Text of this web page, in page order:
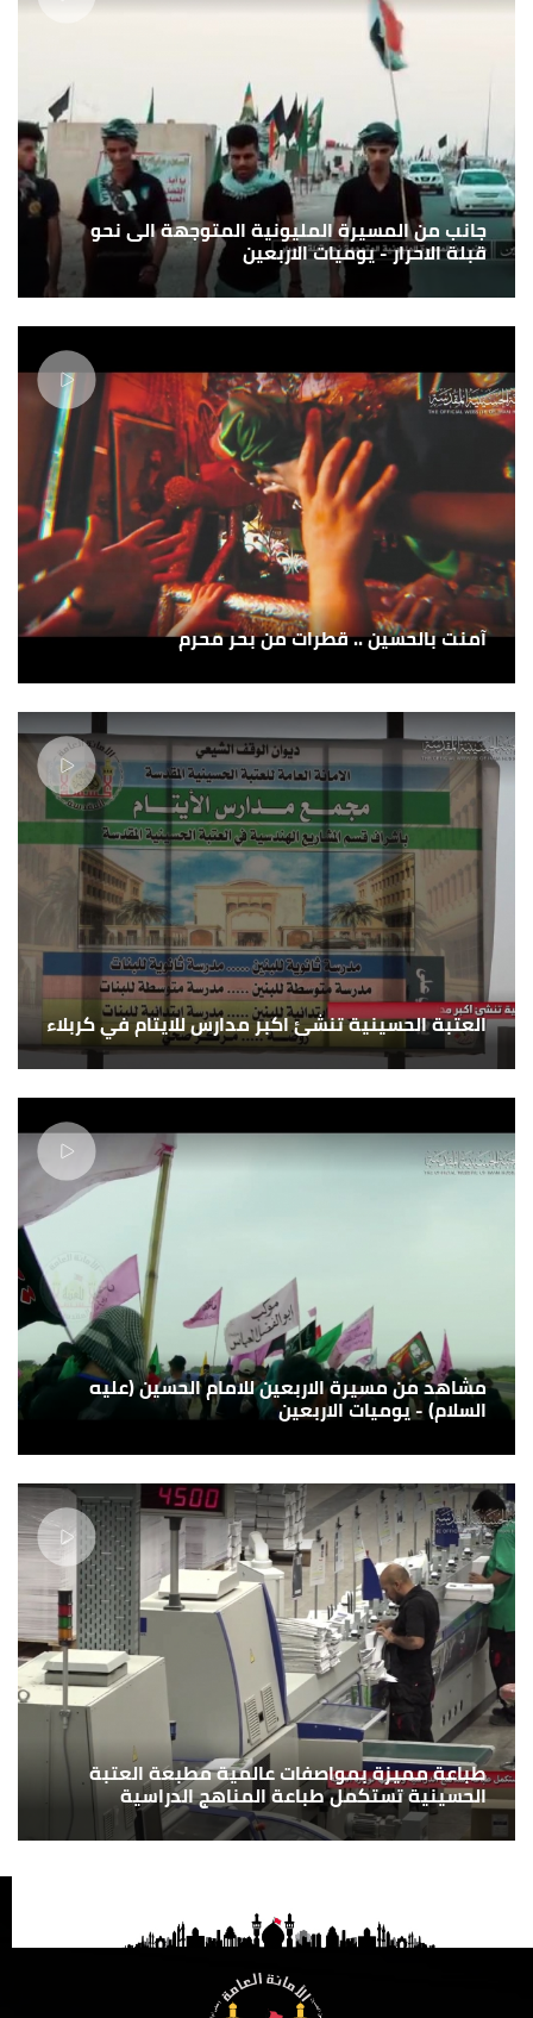
جانب من المسيرة المليونية المتوجهة الى نحو
قبلة الاحرار - يوميات الاربعين
آمنت بالحسين .. قطرات من بحر محرم
العتبة الحسينية تنشئ اكبر مدارس للايتام في كربلاء
مشاهد من مسيرة الاربعين للامام الحسين (عليه
السلام) - يوميات الاربعين
طباعة مميزة بمواصفات عالمية مطبعة العتبة
الحسينية تستكمل طباعة المناهج الدراسية